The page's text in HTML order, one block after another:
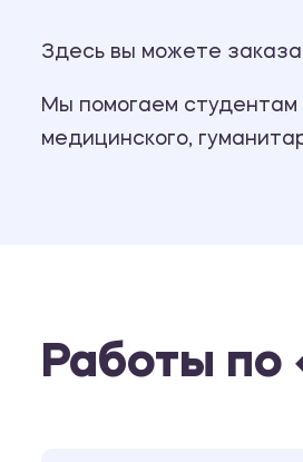
Здесь вы можете
Мы помогаем студентам
медицинского,
Работы по